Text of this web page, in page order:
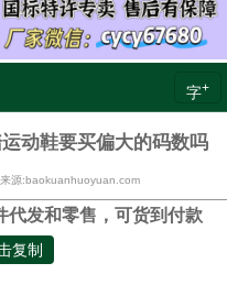
字+
动鞋要买偏大的码数吗
:baokuanhuoyuan.com
代发和零售，可货到付款
复制